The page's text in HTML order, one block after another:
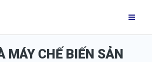
MÁY CHẾ BIẾN SẢN